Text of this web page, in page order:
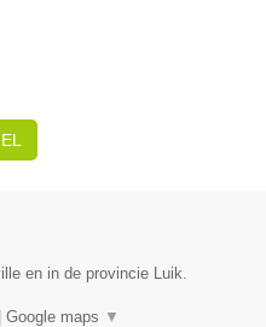
en in de provincie Luik.
Google maps ▼